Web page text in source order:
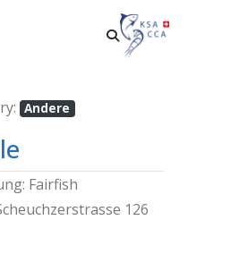
Andere
Fairfish
126